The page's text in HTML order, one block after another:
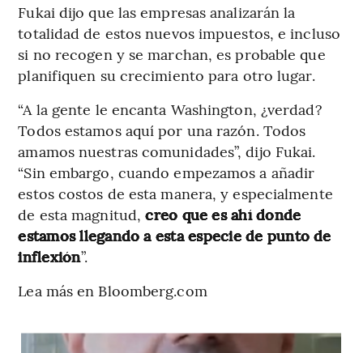
Fukai dijo que las empresas analizarán la
totalidad de estos nuevos impuestos, e incluso
si no recogen y se marchan, es probable que
planifiquen su crecimiento para otro lugar.
“A la gente le encanta Washington, ¿verdad?
Todos estamos aquí por una razón. Todos
amamos nuestras comunidades”, dijo Fukai.
“Sin embargo, cuando empezamos a añadir
estos costos de esta manera, y especialmente
de esta magnitud, creo que es ahí donde
estamos llegando a esta especie de punto de
inflexión”.
Lea más en Bloomberg.com